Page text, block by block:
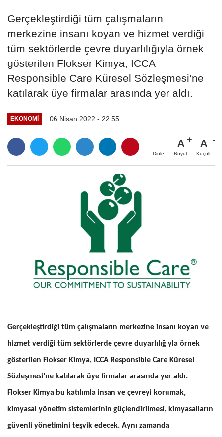
Gerçekleştirdiği tüm çalışmaların
merkezine insanı koyan ve hizmet verdiği
tüm sektörlerde çevre duyarlılığıyla örnek
gösterilen Flokser Kimya, ICCA
Responsible Care Küresel Sözleşmesi’ne
katılarak üye firmalar arasında yer aldı.
EKONOMI 06 Nisan 2022 - 22:55
Dinle
A
Büyüt
A
Küçült
Gerçekleştirdiği tüm çalışmaların merkezine insanı koyan ve
hizmet verdiği tüm sektörlerde çevre duyarlılığıyla örnek
gösterilen Flokser Kimya, ICCA Responsible Care Küresel
Sözleşmesi’ne katılarak üye firmalar arasında yer aldı.
Flokser Kimya bu katılımla insan ve çevreyi korumak,
kimyasal yönetim sistemlerinin güçlendirilmesi, kimyasalların
güvenli yönetimini teşvik edecek. Aynı zamanda